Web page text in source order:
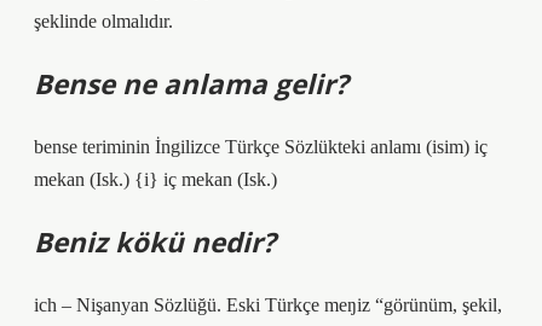
şeklinde olmalıdır.
Bense ne anlama gelir?
bense teriminin İngilizce Türkçe Sözlükteki anlamı (isim) iç
mekan (Isk.) {i} iç mekan (Isk.)
Beniz kökü nedir?
ich – Nişanyan Sözlüğü. Eski Türkçe meŋiz “görünüm, şekil,